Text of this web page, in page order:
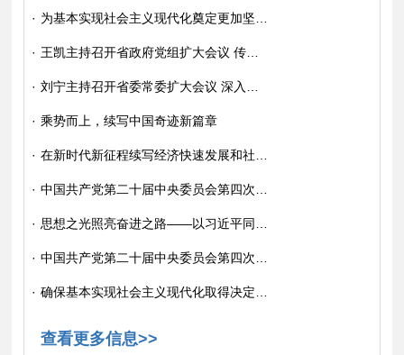
· 为基本实现社会主义现代化奠定更加坚实的基础——《中共中央关于制定国民经济和社会发展第十五个五年规划的建议》诞生记
· 王凯主持召开省政府党组扩大会议 传达学习贯彻党的二十届四中全会精神
· 刘宁主持召开省委常委扩大会议 深入学习宣传贯彻党的二十届四中全会精神 奋力谱写中原大地推进中国式现代化新篇章
· 乘势而上，续写中国奇迹新篇章
· 在新时代新征程续写经济快速发展和社会长期稳定两大奇迹新篇章
· 中国共产党第二十届中央委员会第四次全体会议公报
· 思想之光照亮奋进之路——以习近平同志为核心的党中央引领中国经济社会高质量发展迈向新境界
· 中国共产党第二十届中央委员会第四次全体会议在北京开始举行
· 确保基本实现社会主义现代化取得决定性进展——写在党的二十届四中全会召开之际
查看更多信息>>